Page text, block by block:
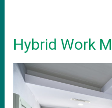
Hybrid Work